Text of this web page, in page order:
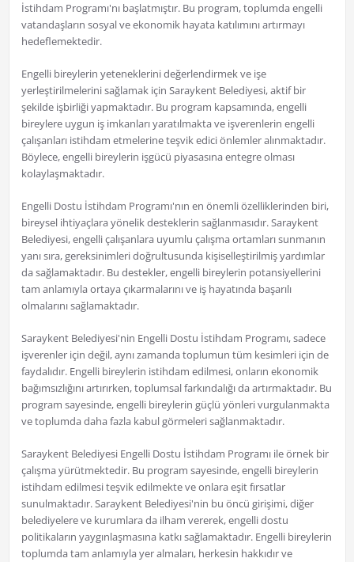
İstihdam Programı'nı başlatmıştır. Bu program, toplumda engelli
vatandaşların sosyal ve ekonomik hayata katılımını artırmayı
hedeflemektedir.
Engelli bireylerin yeteneklerini değerlendirmek ve işe
yerleştirilmelerini sağlamak için Saraykent Belediyesi, aktif bir
şekilde işbirliği yapmaktadır. Bu program kapsamında, engelli
bireylere uygun iş imkanları yaratılmakta ve işverenlerin engelli
çalışanları istihdam etmelerine teşvik edici önlemler alınmaktadır.
Böylece, engelli bireylerin işgücü piyasasına entegre olması
kolaylaşmaktadır.
Engelli Dostu İstihdam Programı'nın en önemli özelliklerinden biri,
bireysel ihtiyaçlara yönelik desteklerin sağlanmasıdır. Saraykent
Belediyesi, engelli çalışanlara uyumlu çalışma ortamları sunmanın
yanı sıra, gereksinimleri doğrultusunda kişiselleştirilmiş yardımlar
da sağlamaktadır. Bu destekler, engelli bireylerin potansiyellerini
tam anlamıyla ortaya çıkarmalarını ve iş hayatında başarılı
olmalarını sağlamaktadır.
Saraykent Belediyesi'nin Engelli Dostu İstihdam Programı, sadece
işverenler için değil, aynı zamanda toplumun tüm kesimleri için de
faydalıdır. Engelli bireylerin istihdam edilmesi, onların ekonomik
bağımsızlığını artırırken, toplumsal farkındalığı da artırmaktadır. Bu
program sayesinde, engelli bireylerin güçlü yönleri vurgulanmakta
ve toplumda daha fazla kabul görmeleri sağlanmaktadır.
Saraykent Belediyesi Engelli Dostu İstihdam Programı ile örnek bir
çalışma yürütmektedir. Bu program sayesinde, engelli bireylerin
istihdam edilmesi teşvik edilmekte ve onlara eşit fırsatlar
sunulmaktadır. Saraykent Belediyesi'nin bu öncü girişimi, diğer
belediyelere ve kurumlara da ilham vererek, engelli dostu
politikaların yaygınlaşmasına katkı sağlamaktadır. Engelli bireylerin
toplumda tam anlamıyla yer almaları, herkesin hakkıdır ve